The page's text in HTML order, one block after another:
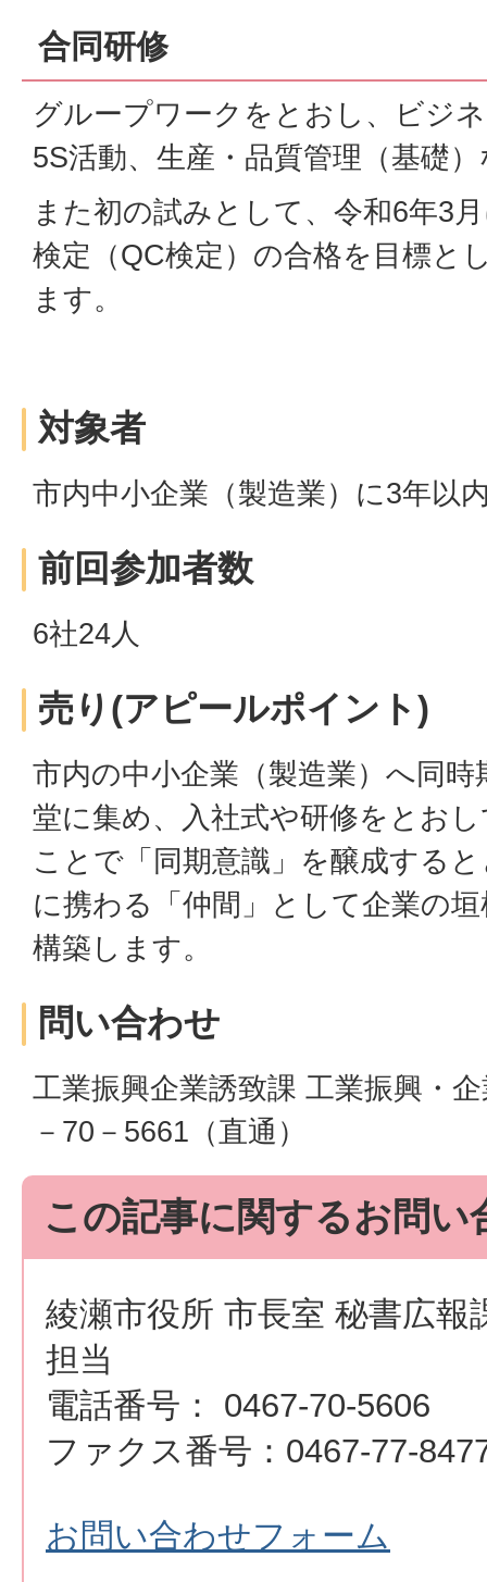
合同研修
グループワークをとおし、ビジ
5S活動、生産・品質管理（基礎
また初の試みとして、令和6年3
検定（QC検定）の合格を目標と
ます。
対象者
市内中小企業（製造業）に3年以
前回参加者数
6社24人
売り(アピールポイント)
市内の中小企業（製造業）へ同
堂に集め、入社式や研修をとお
ことで「同期意識」を醸成する
に携わる「仲間」として企業の
構築します。
問い合わせ
工業振興企業誘致課 工業振興・
－70－5661（直通）
この記事に関するお問い
綾瀬市役所 市長室 秘書広報
担当
電話番号： 0467-70-5606
ファクス番号：0467-77-
お問い合わせフォーム